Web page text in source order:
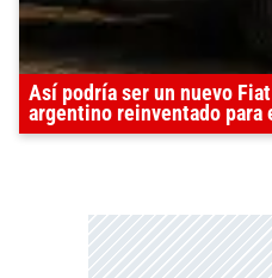
Así podría ser un nuevo
argentino reinventado para